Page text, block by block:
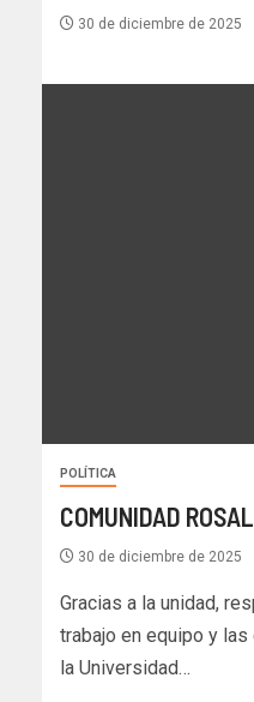
30 de diciembre de 2025
POLÍTICA
COMUNIDAD
30 de diciembre de 2025
Gracias a la unidad,
trabajo en equipo y
la Universidad…